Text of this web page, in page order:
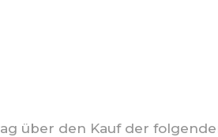
über den Kauf der